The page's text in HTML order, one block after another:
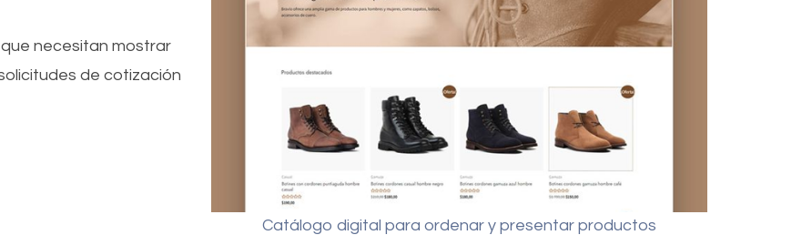
necesitan mostrar
de cotización
Catálogo digital para ordenar y presentar productos